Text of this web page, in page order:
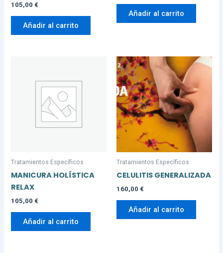
105,00 €
Añadir al carrito
Añadir al carrito
Tratamientos Específicos
MANICURA HOLÍSTICA
RELAX
105,00 €
Añadir al carrito
Tratamientos Específicos
CELULITIS GENERALIZADA
160,00 €
Añadir al carrito